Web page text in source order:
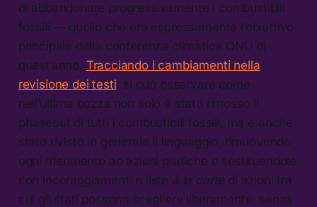
di abbandonare progressivamente i combustibili
fossili — quello che era espressamente l’obiettivo
principale della conferenza climatica ONU di
quest’anno. Tracciando i cambiamenti nella
revisione dei testi , si può osservare come
nell’ultima bozza non solo è stato rimosso il
phaseout di tutti i combustibili fossili, ma è anche
stato rivisto in generale il linguaggio, rimuovendo
ogni riferimento ad azioni pratiche e sostituendole
con incoraggiamenti e liste à la carte di azioni tra
cui gli stati possono scegliere liberamente, senza